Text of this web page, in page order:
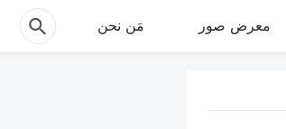
معرض صور مَن نحن